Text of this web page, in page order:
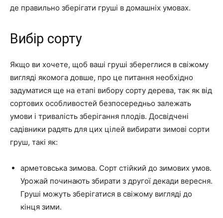
де правильно зберігати груші в домашніх умовах.
Вибір сорту
Якщо ви хочете, щоб ваші груші збереглися в свіжому
вигляді якомога довше, про це питання необхідно
задуматися ще на етапі вибору сорту дерева, так як від
сортових особливостей безпосередньо залежать
умови і тривалість зберігання плодів. Досвідчені
садівники радять для цих цілей вибирати зимові сорти
груш, такі як:
арметовська зимова. Сорт стійкий до зимових умов.
Урожай починають збирати з другої декади вересня.
Груші можуть зберігатися в свіжому вигляді до
кінця зими.